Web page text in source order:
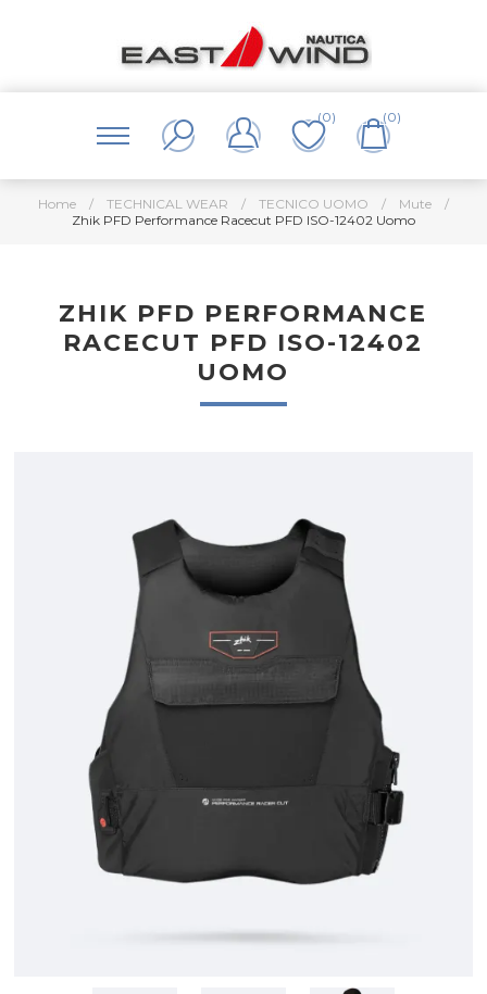
(0) (0)
Home / TECHNICAL WEAR / TECNICO UOMO / Mute
/
Zhik PFD Performance Racecut PFD ISO-12402 Uomo
ZHIK PFD PERFORMANCE
RACECUT PFD ISO-12402
UOMO